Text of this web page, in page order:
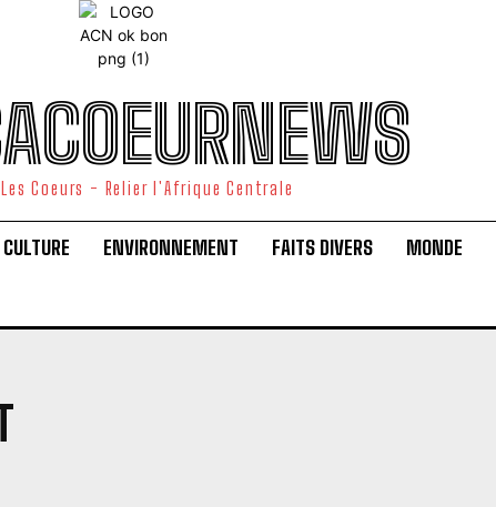
Coeurs - Relier l'Afrique Centrale
CULTURE ENVIRONNEMENT FAITS DIVERS MONDE